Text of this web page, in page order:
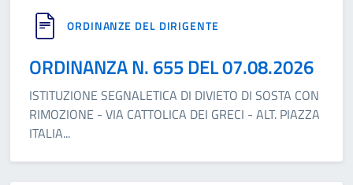
ORDINANZE DEL DIRIGENTE
ORDINANZA N. 655 DEL 07.08.2026
ISTITUZIONE SEGNALETICA DI DIVIETO DI SOSTA CON
RIMOZIONE - VIA CATTOLICA DEI GRECI - ALT. PIAZZA
ITALIA...